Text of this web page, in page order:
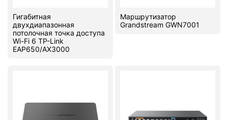
Гигабитная
двухдиапазонная
потолочная точка доступа
Wi-Fi 6 TP-Link
EAP650/AX3000
Маршрутизатор
Grandstream GWN7001